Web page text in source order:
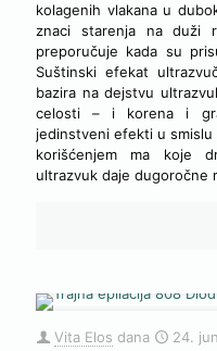
kolagenih vlakana u
znaci starenja na duži
preporučuje kada su
Suštinski efekat
bazira na dejstvu
celosti – i korena i
jedinstveni efekti u
korišćenjem ma koje
ultrazvuk daje dugoročne
Vita Elos dana 24.